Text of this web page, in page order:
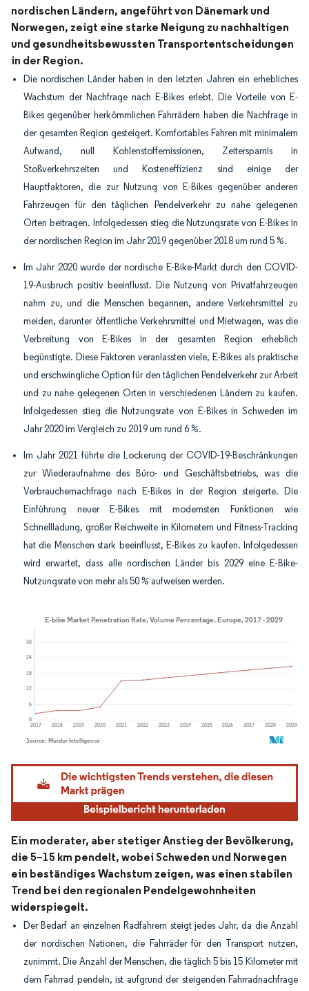
nordischen Ländern, angeführt von Dänemark und
Norwegen, zeigt eine starke Neigung zu nachhaltigen
und gesundheitsbewussten Transportentscheidungen
in der Region.
Die nordischen Länder haben in den letzten Jahren ein erhebliches
Wachstum der Nachfrage nach E-Bikes erlebt. Die Vorteile von E-
Bikes gegenüber herkömmlichen Fahrrädern haben die Nachfrage in
der gesamten Region gesteigert. Komfortables Fahren mit minimalem
Aufwand, null Kohlenstoffemissionen, Zeitersparnis in
Stoßverkehrszeiten und Kosteneffizienz sind einige der
Hauptfaktoren, die zur Nutzung von E-Bikes gegenüber anderen
Fahrzeugen für den täglichen Pendelverkehr zu nahe gelegenen
Orten beitragen. Infolgedessen stieg die Nutzungsrate von E-Bikes in
der nordischen Region im Jahr 2019 gegenüber 2018 um rund 5 %.
Im Jahr 2020 wurde der nordische E-Bike-Markt durch den COVID-
19-Ausbruch positiv beeinflusst. Die Nutzung von Privatfahrzeugen
nahm zu, und die Menschen begannen, andere Verkehrsmittel zu
meiden, darunter öffentliche Verkehrsmittel und Mietwagen, was die
Verbreitung von E-Bikes in der gesamten Region erheblich
begünstigte. Diese Faktoren veranlassten viele, E-Bikes als praktische
und erschwingliche Option für den täglichen Pendelverkehr zur Arbeit
und zu nahe gelegenen Orten in verschiedenen Ländern zu kaufen.
Infolgedessen stieg die Nutzungsrate von E-Bikes in Schweden im
Jahr 2020 im Vergleich zu 2019 um rund 6 %.
Im Jahr 2021 führte die Lockerung der COVID-19-Beschränkungen
zur Wiederaufnahme des Büro- und Geschäftsbetriebs, was die
Verbrauchernachfrage nach E-Bikes in der Region steigerte. Die
Einführung neuer E-Bikes mit modernsten Funktionen wie
Schnellladung, großer Reichweite in Kilometern und Fitness-Tracking
hat die Menschen stark beeinflusst, E-Bikes zu kaufen. Infolgedessen
wird erwartet, dass alle nordischen Länder bis 2029 eine E-Bike-
Nutzungsrate von mehr als 50 % aufweisen werden.
Bild © Mordor Intelligence. Wiederverwendung erfordert Namensnennung gemäß
Ein moderater, aber stetiger Anstieg der Bevölkerung,
die 5–15 km pendelt, wobei Schweden und Norwegen
ein beständiges Wachstum zeigen, was einen stabilen
Trend bei den regionalen Pendelgewohnheiten
widerspiegelt.
Der Bedarf an einzelnen Radfahrern steigt jedes Jahr, da die Anzahl
der nordischen Nationen, die Fahrräder für den Transport nutzen,
zunimmt. Die Anzahl der Menschen, die täglich 5 bis 15 Kilometer mit
dem Fahrrad pendeln, ist aufgrund der steigenden Fahrradnachfrage